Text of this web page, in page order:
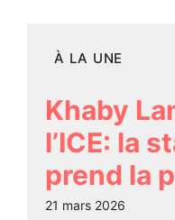
À LA UNE
Khaby
l’ICE: la
prend la
21 mars 2026